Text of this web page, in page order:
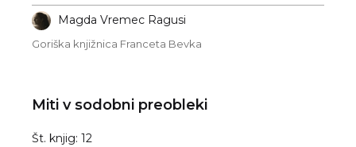
Magda Vremec Ragusi
Goriška knjižnica Franceta Bevka
Miti v sodobni preobleki
Št. knjig: 12